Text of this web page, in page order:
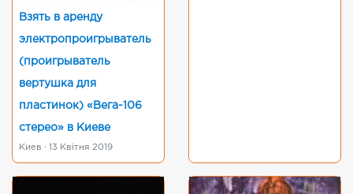
Взять в аренду
электропроигрыватель
(проигрыватель
вертушка для
пластинок) «Вега-106
стерео» в Киеве
Киев · 13 Квітня 2019